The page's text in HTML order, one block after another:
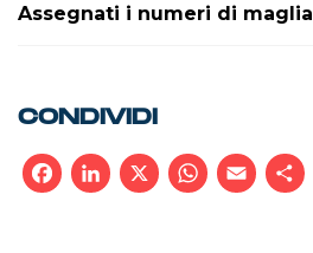
Assegnati i numeri di maglia
CONDIVIDI